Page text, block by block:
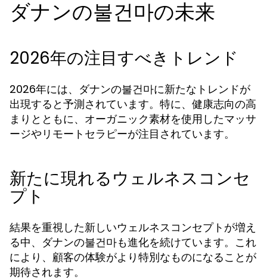
ダナンの불건마の未来
2026年の注目すべきトレンド
2026年には、ダナンの불건마に新たなトレンドが
出現すると予測されています。特に、健康志向の高
まりとともに、オーガニック素材を使用したマッサ
ージやリモートセラピーが注目されています。
新たに現れるウェルネスコンセ
プト
結果を重視した新しいウェルネスコンセプトが増え
る中、ダナンの불건마も進化を続けています。これ
により、顧客の体験がより特別なものになることが
期待されます。